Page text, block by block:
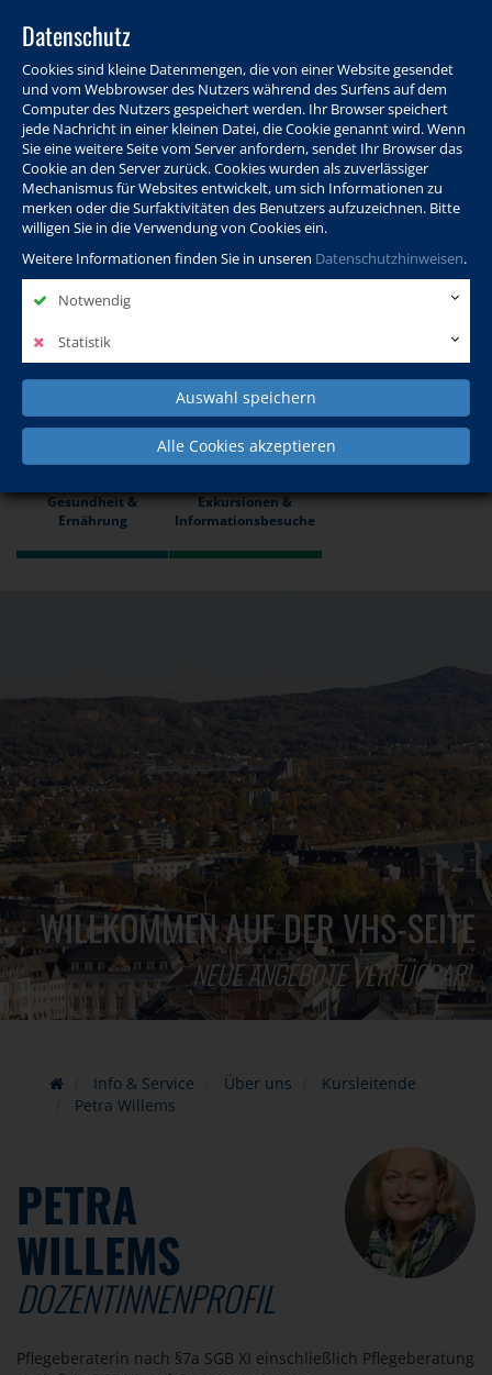
Datenschutz
Cookies sind kleine Datenmengen, die von einer Website gesendet
und vom Webbrowser des Nutzers während des Surfens auf dem
Computer des Nutzers gespeichert werden. Ihr Browser speichert
jede Nachricht in einer kleinen Datei, die Cookie genannt wird. Wenn
Sie eine weitere Seite vom Server anfordern, sendet Ihr Browser das
Cookie an den Server zurück. Cookies wurden als zuverlässiger
Mechanismus für Websites entwickelt, um sich Informationen zu
merken oder die Surfaktivitäten des Benutzers aufzuzeichnen. Bitte
willigen Sie in die Verwendung von Cookies ein.
Weitere Informationen finden Sie in unseren Datenschutzhinweisen.
Notwendig
Statistik
Auswahl speichern
Alle Cookies akzeptieren
Programm Info & Service Aktuelles Warenkorb Login
Ansprechpersonen Kontakt Sitemap
Politik, Wissenschaft &
Internationales
Beruf, IT & Digitales
Gesundheit &
Ernährung
Exkursionen &
Informationsbesuche
WILLKOMMEN AUF DER VHS-SEITE
NEUE ANGEBOTE VERFÜGBAR!
Info & Service Über uns
Kursleitende
Petra Willems
PETRA
WILLEMS
DOZENTINNENPROFIL
Pflegeberaterin nach §7a SGB XI einschließlich Pflegeberatung